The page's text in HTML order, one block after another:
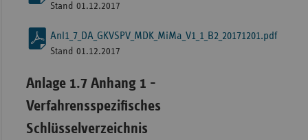
Stand 01.12.2017
Anl1_7_DA_GKVSPV_MDK_MiMa_V1_1_B2_20171201.pdf
Stand 01.12.2017
Anlage 1.7 Anhang 1 -
Verfahrensspezifisches
Schlüsselverzeichnis